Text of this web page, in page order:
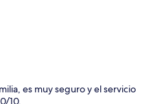
es muy seguro y el servicio
10.